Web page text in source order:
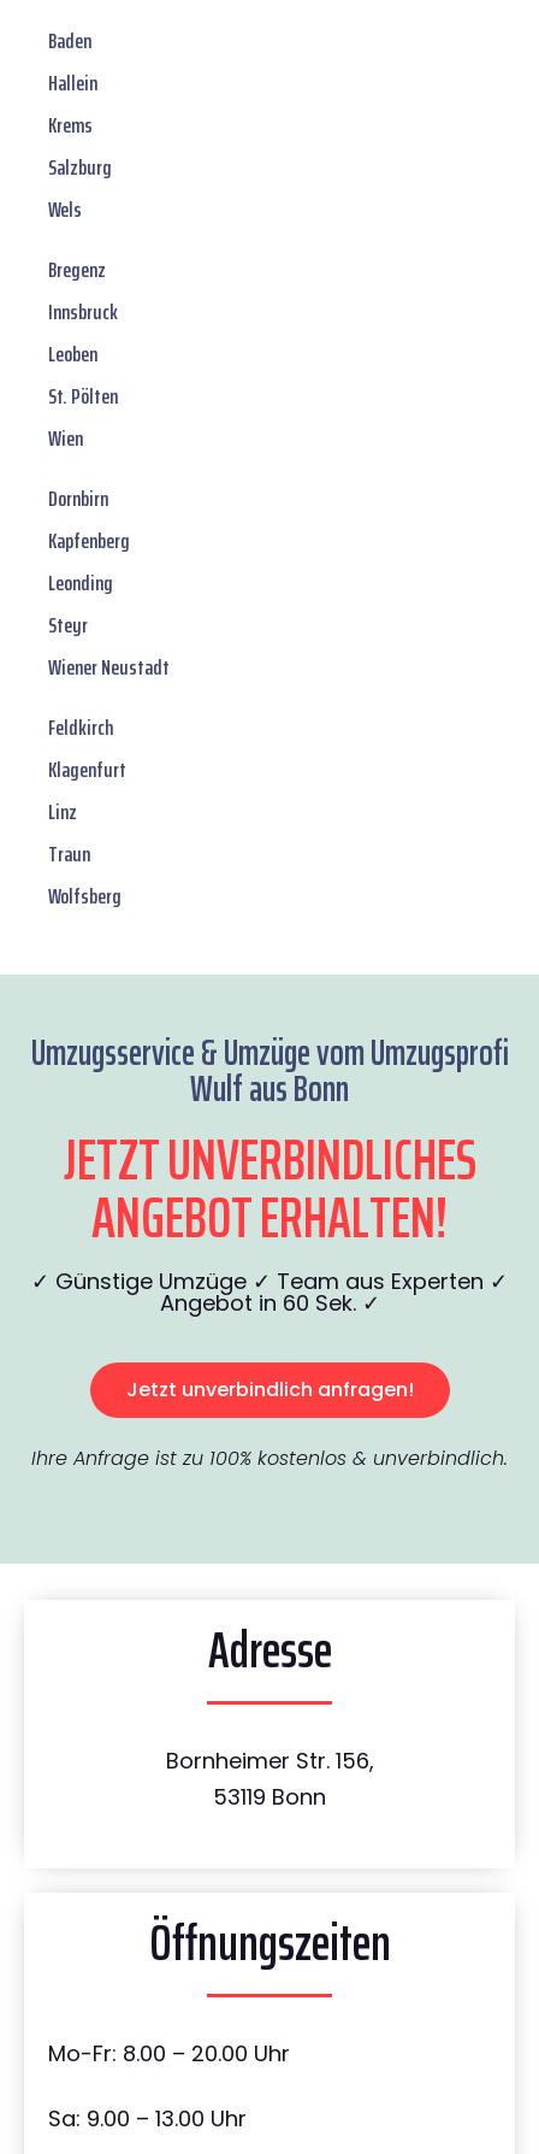
Baden
Hallein
Krems
Salzburg
Wels
Bregenz
Innsbruck
Leoben
St. Pölten
Wien
Dornbirn
Kapfenberg
Leonding
Steyr
Wiener Neustadt
Feldkirch
Klagenfurt
Linz
Traun
Wolfsberg
Umzugsservice & Umzüge vom Umzugsprofi
Wulf aus Bonn
JETZT UNVERBINDLICHES
ANGEBOT ERHALTEN!
✓ Günstige Umzüge ✓ Team aus Experten ✓
Angebot in 60 Sek. ✓
Jetzt unverbindlich anfragen!
Ihre Anfrage ist zu 100% kostenlos & unverbindlich.
Adresse
Bornheimer Str. 156,
53119 Bonn
Öffnungszeiten
Mo-Fr: 8.00 – 20.00 Uhr
Sa: 9.00 – 13.00 Uhr